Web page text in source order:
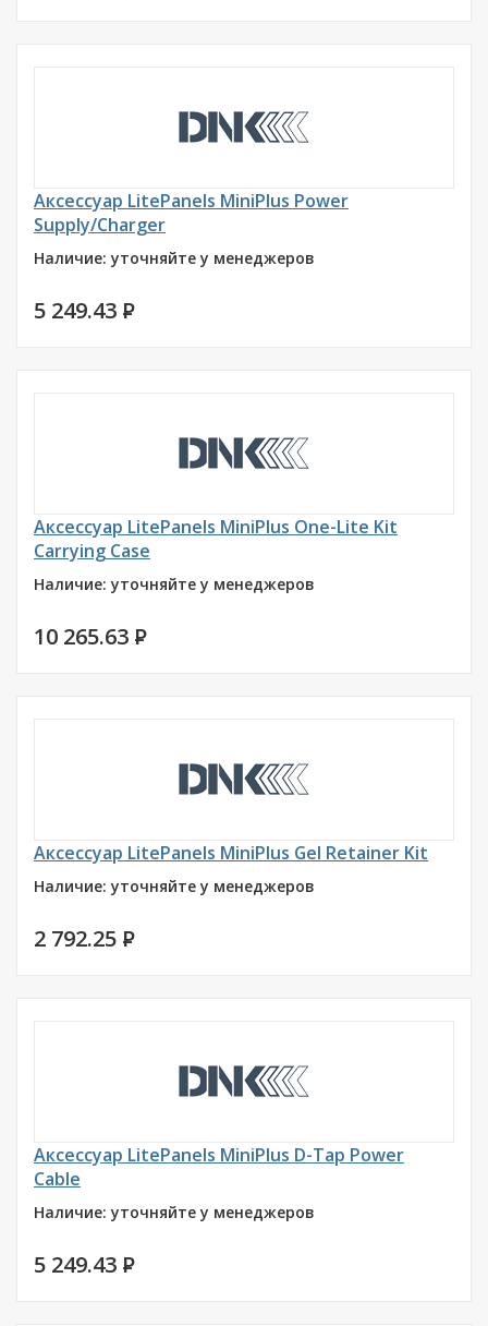
Аксессуар LitePanels MiniPlus Power
Supply/Charger
Наличие: уточняйте у менеджеров
5 249.43 P
Аксессуар LitePanels MiniPlus One-Lite Kit
Carrying Case
Наличие: уточняйте у менеджеров
10 265.63 P
Аксессуар LitePanels MiniPlus Gel Retainer Kit
Наличие: уточняйте у менеджеров
2 792.25 P
Аксессуар LitePanels MiniPlus D-Tap Power
Cable
Наличие: уточняйте у менеджеров
5 249.43 P